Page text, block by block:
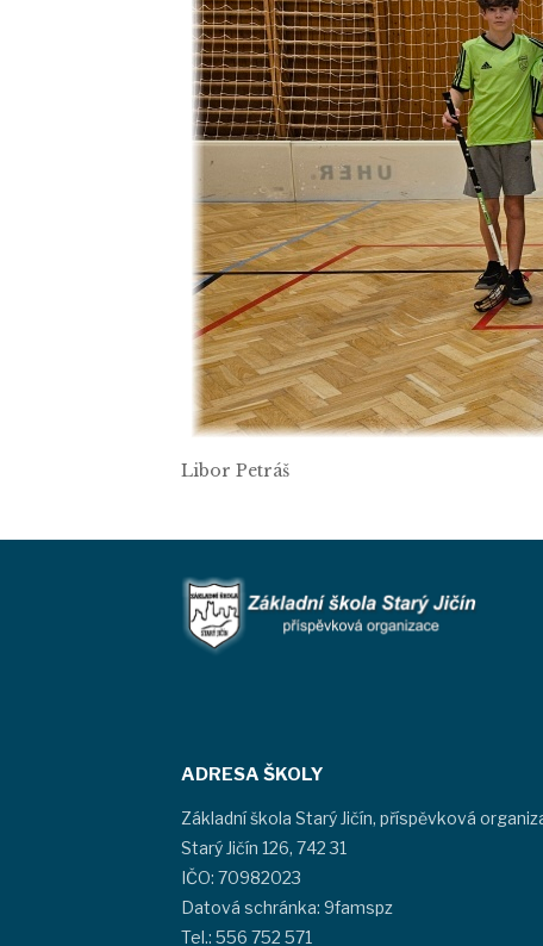
Libor Petráš
ADRESA ŠKOLY
Základní škola Starý Jičín, příspěvková
Starý Jičín 126, 742 31
IČO: 70982023
Datová schránka: 9famspz
Tel.: 556 752 571